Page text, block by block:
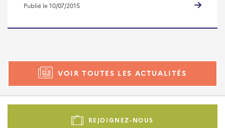
Publié le 10/07/2015
VOIR TOUTES LES ACTUALITÉS
Pied
REJOIGNEZ-NOUS